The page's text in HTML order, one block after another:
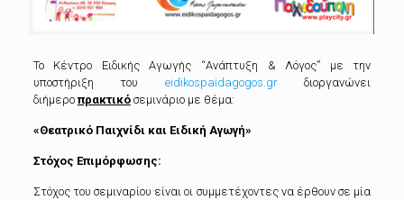
Το Κέντρο Ειδικής Αγωγής “Ανάπτυξη & Λόγος” με την
υποστήριξη του eidikospaidagogos.gr
διοργανώνει
διήμεροπρακτικόσεμινάριο με θέμα:
«Θεατρικό Παιχνίδι και Ειδική Αγωγή»
Στόχος Επιμόρφωσης:
Στόχος του σεμιναρίου είναι οι συμμετέχοντες να έρθουν σε μία